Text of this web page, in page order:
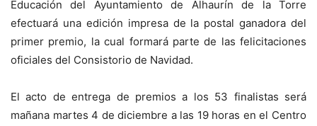
Educación del Ayuntamiento de Alhaurín de la Torre
efectuará una edición impresa de la postal ganadora del
primer premio, la cual formará parte de las felicitaciones
oficiales del Consistorio de Navidad.
El acto de entrega de premios a los 53 finalistas será
mañana martes 4 de diciembre a las 19 horas en el Centro